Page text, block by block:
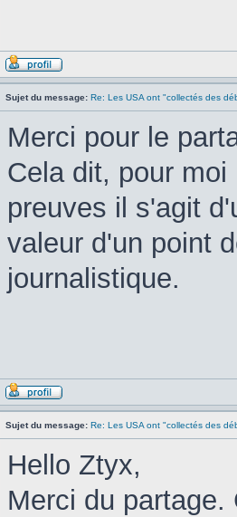
Sujet du message: Re: Les USA ont "collectés des
Merci pour le
Cela dit, pour
preuves il s'agit
valeur d'un point
journalistique.
Sujet du message: Re: Les USA ont "collectés des
Hello Ztyx,
Merci du